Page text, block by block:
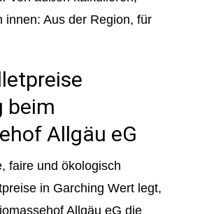
innen: Aus der Region, für
beim
Allgäu eG
faire und ökologisch
in Garching Wert legt,
Allgäu eG die